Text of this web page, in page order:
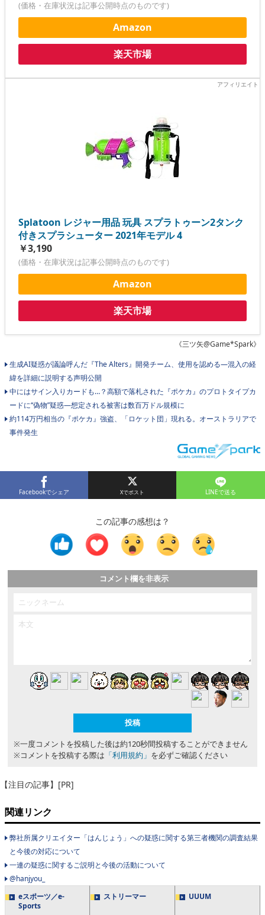
(価格・在庫状況は記事公開時点のものです)
Amazon
楽天市場
Splatoon レジャー用品 玩具 スプラトゥーン2タンク
付きスプラシューター 2021年モデル 4
￥3,190
(価格・在庫状況は記事公開時点のものです)
Amazon
楽天市場
《三ツ矢@Game*Spark》
生成AI疑惑が議論呼んだ『The Alters』開発チーム、使用を認める―混入の経
緯を詳細に説明する声明公開
中にはサイン入りカードも…？高額で落札された『ポケカ』のプロトタイプカ
ードに“偽物”疑惑―想定される被害は数百万ドル規模に
約114万円相当の『ポケカ』強盗、「ロケット団」現れる。オーストラリアで
事件発生
Facebookでシェア LINEで送る
この記事の感想は？
コメント欄を非表示
※一度コメントを投稿した後は約120秒間投稿することができません
※コメントを投稿する際は 「利用規約」 を必ずご確認ください
【注目の記事】[PR]
関連リンク
弊社所属クリエイター「はんじょう」への疑惑に関する第三者機関の調査結果
と今後の対応について
一連の疑惑に関するご説明と今後の活動について
@hanjyou_
eスポーツ／e-
Sports
ストリーマー UUUM